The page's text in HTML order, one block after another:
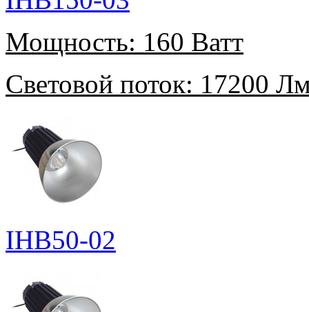
Мощность: 160 Ватт
Световой поток: 17200
IHB50-02